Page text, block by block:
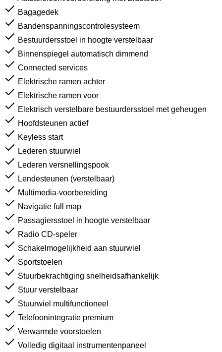
Bagagedek
Bandenspanningscontrolesysteem
Bestuurdersstoel in hoogte verstelbaar
Binnenspiegel automatisch dimmend
Connected services
Elektrische ramen achter
Elektrische ramen voor
Elektrisch verstelbare bestuurdersstoel met geheugen
Hoofdsteunen actief
Keyless start
Lederen stuurwiel
Lederen versnellingspook
Lendesteunen (verstelbaar)
Multimedia-voorbereiding
Navigatie full map
Passagiersstoel in hoogte verstelbaar
Radio CD-speler
Schakelmogelijkheid aan stuurwiel
Sportstoelen
Stuurbekrachtiging snelheidsafhankelijk
Stuur verstelbaar
Stuurwiel multifunctioneel
Telefoonintegratie premium
Verwarmde voorstoelen
Volledig digitaal instrumentenpaneel